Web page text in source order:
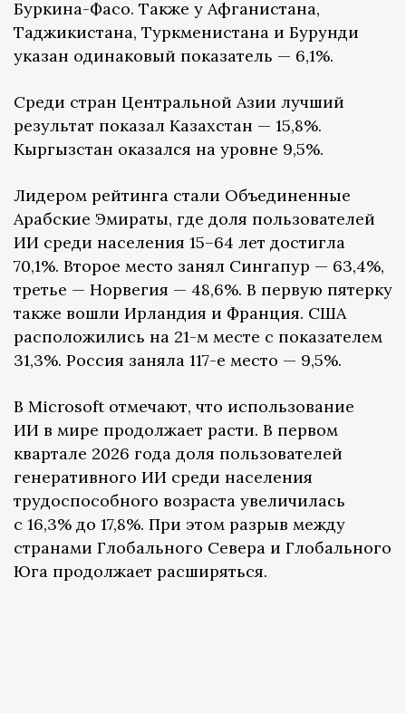
Буркина-Фасо. Также у Афганистана,
Таджикистана, Туркменистана и Бурунди
указан одинаковый показатель — 6,1%.
Среди стран Центральной Азии лучший
результат показал Казахстан — 15,8%.
Кыргызстан оказался на уровне 9,5%.
Лидером рейтинга стали Объединенные
Арабские Эмираты, где доля пользователей
ИИ среди населения 15–64 лет достигла
70,1%. Второе место занял Сингапур — 63,4%,
третье — Норвегия — 48,6%. В первую пятерку
также вошли Ирландия и Франция. США
расположились на 21-м месте с показателем
31,3%. Россия заняла 117-е место — 9,5%.
В Microsoft отмечают, что использование
ИИ в мире продолжает расти. В первом
квартале 2026 года доля пользователей
генеративного ИИ среди населения
трудоспособного возраста увеличилась
с 16,3% до 17,8%. При этом разрыв между
странами Глобального Севера и Глобального
Юга продолжает расширяться.